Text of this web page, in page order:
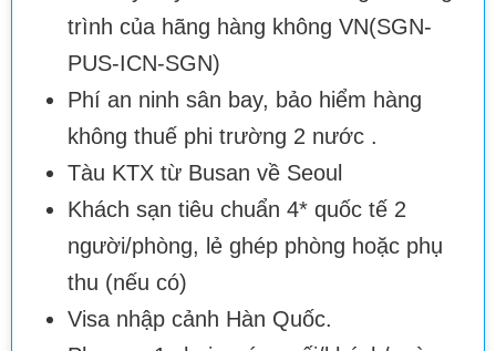
trình của hãng hàng không VN(SGN-
PUS-ICN-SGN)
Phí an ninh sân bay, bảo hiểm hàng
không thuế phi trường 2 nước .
Tàu KTX từ Busan về Seoul
Khách sạn tiêu chuẩn 4* quốc tế 2
người/phòng, lẻ ghép phòng hoặc phụ
thu (nếu có)
Visa nhập cảnh Hàn Quốc.